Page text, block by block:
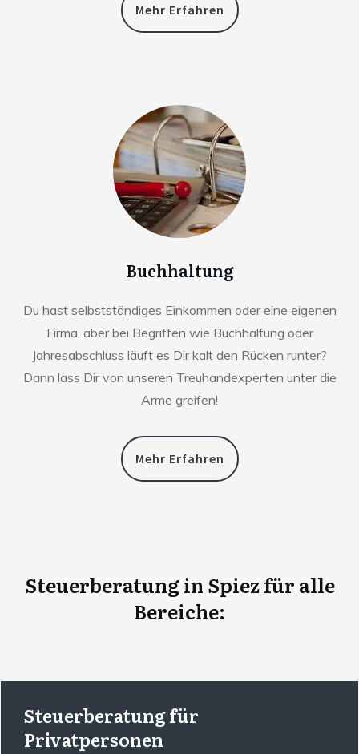
Mehr Erfahren
Buchhaltung
Du hast selbstständiges Einkommen oder eine eigenen
Firma, aber bei Begriffen wie Buchhaltung oder
Jahresabschluss läuft es Dir kalt den Rücken runter?
Dann lass Dir von unseren Treuhandexperten unter die
Arme greifen!
Mehr Erfahren
Steuerberatungin Spiezfür alle
Bereiche:
Steuerberatung für
Privatpersonen